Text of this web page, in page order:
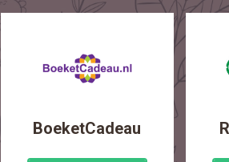
BoeketCadeau